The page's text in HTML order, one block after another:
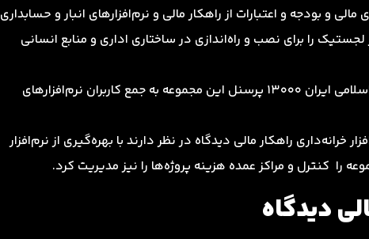
مالی و بودجه و اعتبارات از راهکار مالی و نرم‌افزارهای انبار و حسابداری
لجستیک را برای نصب و راه‌اندازی در ساختاری اداری و منابع انسانی
با انعقاد قرارداد همکاری چارگون و خبرگزاری جمهوری اسلامی ایران 13000 پرسنل این مجموعه به جمع کاربران نرم‌افزارهای
خرانه‌داری راهکار مالی دیدگاه‌ در نظر دارند با بهره‌گیری از نرم‌افزار
را کنترل و مراکز عمده هزینه پروژه‌ها را نیز مدیریت کرد.
دیدگاه